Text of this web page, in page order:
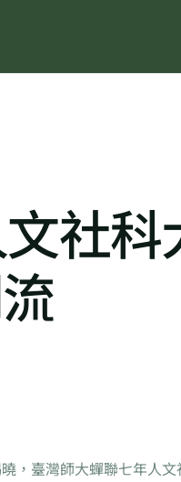
社
，臺灣師大蟬聯七年人